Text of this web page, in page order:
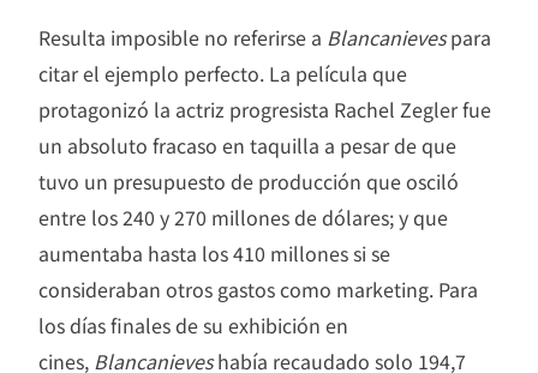
Resulta imposible no referirse a Blancanievespara
citar el ejemplo perfecto. La película que
protagonizó la actriz progresista Rachel Zegler fue
un absoluto fracaso en taquilla a pesar de que
tuvo un presupuesto de producción que osciló
entre los 240 y 270 millones de dólares; y que
aumentaba hasta los 410 millones si se
consideraban otros gastos como marketing. Para
los días finales de su exhibición en
cines, Blancanieveshabía recaudado solo 194,7